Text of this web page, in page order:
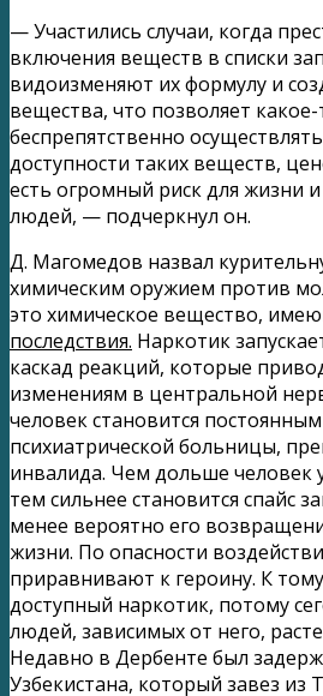
— Участились случаи, когда
включения веществ в списки
видоизменяют их формулу и
вещества, что позволяет
беспрепятственно
доступности таких веществ,
есть огромный риск для жизни
людей, — подчеркнул он.
Д. Магомедов назвал
химическим оружием против
это химическое вещество,
последствия. Наркотик
каскад реакций, которые
изменениям в центральной
человек становится
психиатрической больницы,
инвалида. Чем дольше человек
тем сильнее становится спайс
менее вероятно его
жизни. По опасности
приравнивают к героину. К
доступный наркотик, потому
людей, зависимых от него,
Недавно в Дербенте был
Узбекистана, который завез из